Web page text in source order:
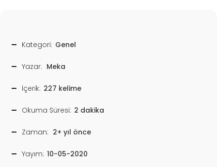
Kategori: Genel
Yazar: Meka
İçerik: 227 kelime
Okuma Süresi: 2 dakika
Zaman: 2+ yıl önce
Yayım: 10-05-2020